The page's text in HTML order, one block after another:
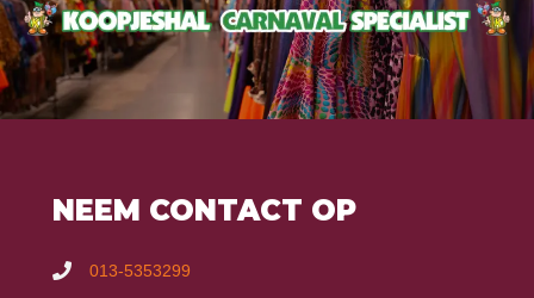
NEEM CONTACT OP
013-5353299